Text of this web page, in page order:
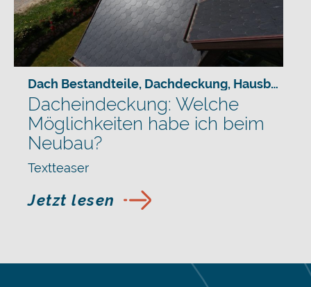
Dach Bestandteile, Dachdeckung, Hausbau
Dacheindeckung: Welche
Möglichkeiten habe ich beim
Neubau?
Textteaser
Jetzt lesen